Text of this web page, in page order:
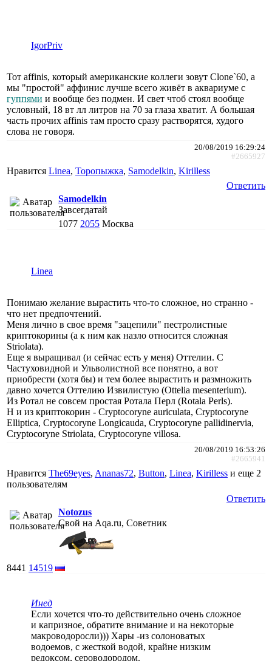
IgorPriv
Тот affinis, который американские коллеги зовут Clone`60, а
мы "простой" аффинис лучше всего живёт в аквариуме с
гуппями и вообще без подмен. И свет чтоб стоял вообще
условный, 18 вт лл литров на 70 за глаза хватит. А большая
часть прочих affinis там просто сразу растворятся, худого
слова не говоря.
20/08/2019 16:29:24
#2665927
Нравится Linea, Торопыжка, Samodelkin, Kirilless
Ответить
Samodelkin
Завсегдатай
1077 2055 Москва
Linea
Понимаю желание вырастить что-то сложное, но странно -
что нет предпочтений.
Меня лично в свое время "зацепили" пестролистные
криптокорины (а к ним как назло относится сложная
Striolata).
Еще я выращивал (и сейчас есть у меня) Оттелии. С
Частуховидной и Ульволистной все понятно, а вот
приобрести (хотя бы) и тем более вырастить и размножить
давно хочется Оттелию Извилистую (Ottelia mesenterium).
Из Ротал не совсем простая Ротала Перл (Rotala Perls).
Н и из криптокорин - Cryptocoryne auriculata, Cryptocoryne
Elliptica, Cryptocoryne Longicauda, Cryptocoryne pallidinervia,
Cryptocoryne Striolata, Cryptocoryne villosa.
20/08/2019 16:53:26
#2665941
Нравится The69eyes, Ananas72, Button, Linea, Kirilless и еще 2
пользователям
Ответить
Notozus
Свой на Aqa.ru, Советник
8441 14519
Инед
Если хочется что-то действительно очень сложное
и капризное, обратите внимание и на некоторые
макроводоросли))) Хары -из солоноватых
водоемов, с жесткой водой, крайне низким
редоксом, сероводородом.